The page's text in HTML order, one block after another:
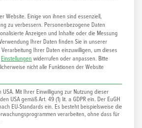
Website. Einige von ihnen sind essenziell,
zu verbessern. Personenbezogene Daten
Anzeigen und Inhalte oder die Messung
Ihrer Daten finden Sie in unserer
Ihrer Daten einzuwilligen, um dieses
Einstellungen widerrufen oder anpassen. Bitte
nicht alle Funktionen der Website
Mit Ihrer Einwilligung zur Nutzung dieser
USA gemäß Art. 49 (1) lit. a GDPR ein. Der EuGH
EU-Standards ein. Es besteht beispielsweise die
verarbeiten, ohne dass für